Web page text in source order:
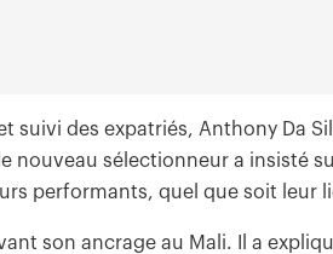
suivi des expatriés, Anthony Da
nouveau sélectionneur a insisté
performants, quel que soit leur
son ancrage au Mali. Il a